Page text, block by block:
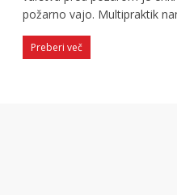
požarno vajo. Multipraktik
Preberi več